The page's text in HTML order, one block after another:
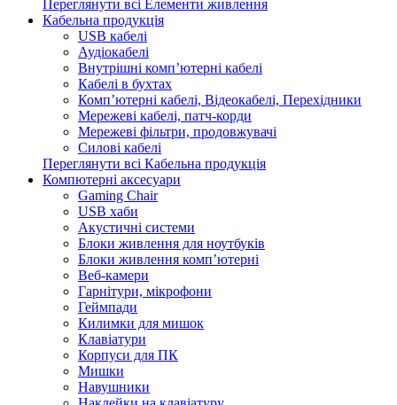
Переглянути всі Елементи живлення
Кабельна продукція
USB кабелі
Аудіокабелі
Внутрішні комп’ютерні кабелі
Кабелі в бухтах
Комп’ютерні кабелі, Відеокабелі, Перехідники
Мережеві кабелі, патч-корди
Мережеві фільтри, продовжувачі
Силові кабелі
Переглянути всі Кабельна продукція
Компютерні аксесуари
Gaming Chair
USB хаби
Акустичні системи
Блоки живлення для ноутбуків
Блоки живлення комп’ютерні
Веб-камери
Гарнітури, мікрофони
Геймпади
Килимки для мишок
Клавіатури
Корпуси для ПК
Мишки
Навушники